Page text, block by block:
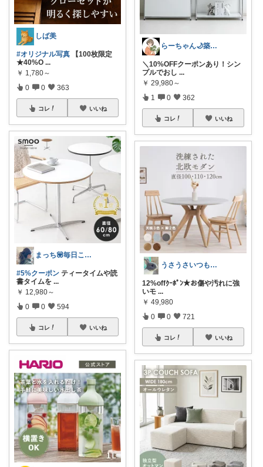
しば美
#オリジナル写真 【100枚限定
★40%O ...
￥ 1,780～
0 0 363
コレ いいね
まっち💟毎日こつこつ。
#5%クーポン ティータイムや読
書タイムを ...
￥ 12,980～
0 0 594
コレ いいね
らーちゃん🌙築古賃貸をもっとかわいく♡
＼10%OFFクーポンあり！シン
プルでおし ...
￥ 29,980～
1 0 362
コレ いいね
うさうさいつもご訪問ありがとうです🐰✨
12%offｸｰﾎﾟﾝ★お傷や汚れに強
いモ ...
￥ 49,980
0 0 721
コレ いいね